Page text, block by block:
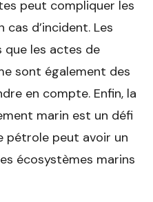
peut compliquer les
d’incident. Les
que les actes de
sont également des
en compte. Enfin, la
marin est un défi
pétrole peut avoir un
écosystèmes marins